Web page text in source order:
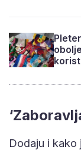
Dodaju i kako